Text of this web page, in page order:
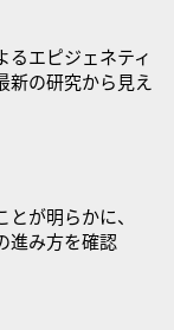
るエピジェネティ
新の研究から見え
が明らかに、
進み方を確認